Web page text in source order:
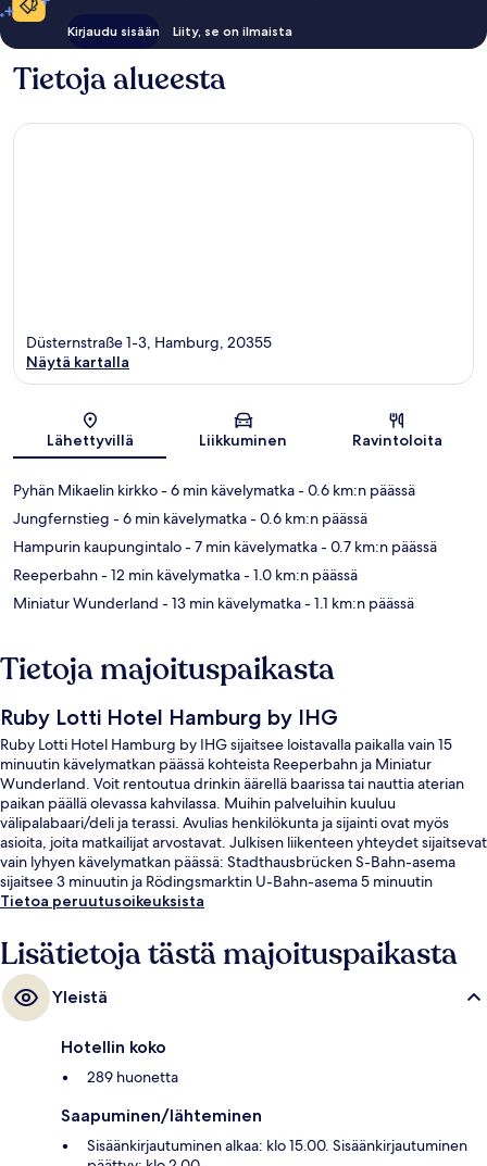
Kirjaudu sisään Liity, se on ilmaista
Tietoja alueesta
Kartta
Düsternstraße 1-3, Hamburg, 20355
Näytä kartalla
Lähettyvillä Liikkuminen Ravintoloita
Pyhän Mikaelin kirkko- 6 min kävelymatka- 0.6 km:n päässä
Jungfernstieg - 6 min kävelymatka- 0.6 km:n päässä
Hampurin kaupungintalo- 7 min kävelymatka- 0.7 km:n päässä
Reeperbahn- 12 min kävelymatka- 1.0 km:n päässä
Miniatur Wunderland - 13 min kävelymatka- 1.1 km:n päässä
Tietoja majoituspaikasta
Ruby Lotti Hotel Hamburg by IHG
Ruby Lotti Hotel Hamburg by IHG sijaitsee loistavalla paikalla vain 15
minuutin kävelymatkan päässä kohteista Reeperbahn ja Miniatur
Wunderland. Voit rentoutua drinkin äärellä baarissa tai nauttia aterian
paikan päällä olevassa kahvilassa. Muihin palveluihin kuuluu
välipalabaari/deli ja terassi. Avulias henkilökunta ja sijainti ovat myös
asioita, joita matkailijat arvostavat. Julkisen liikenteen yhteydet sijaitsevat
vain lyhyen kävelymatkan päässä: Stadthausbrücken S-Bahn-asema
sijaitsee 3 minuutin ja Rödingsmarktin U-Bahn-asema 5 minuutin
kävelymatkan päässä.
Tietoa peruutusoikeuksista
Lisätietoja tästä majoituspaikasta
Yleistä
Hotellin koko
289 huonetta
Saapuminen/lähteminen
Sisäänkirjautuminen alkaa: klo 15.00. Sisäänkirjautuminen